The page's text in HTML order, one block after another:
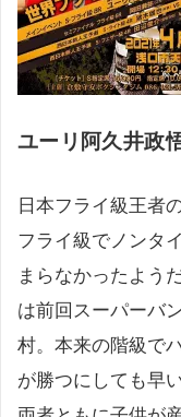
ユーリ阿久井政
日本フライ級王者
フライ級でノンタ
まらなかったよう
は前回スーパーバ
村。本来の階級で
が勝つにしても早